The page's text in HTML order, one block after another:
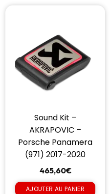
Sound Kit –
AKRAPOVIC –
Porsche Panamera
(971) 2017-2020
465,60€
AJOUTER AU PANIER